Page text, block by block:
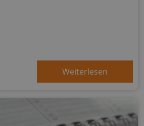
Weiterlesen